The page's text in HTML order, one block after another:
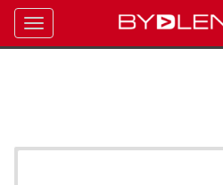
Toggle
navigation